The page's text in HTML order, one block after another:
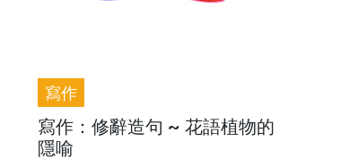
寫作
寫作：修辭造句 ~ 花語植物的
隱喻